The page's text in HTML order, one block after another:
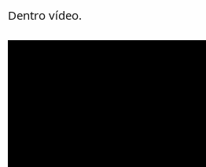
Dentro vídeo.